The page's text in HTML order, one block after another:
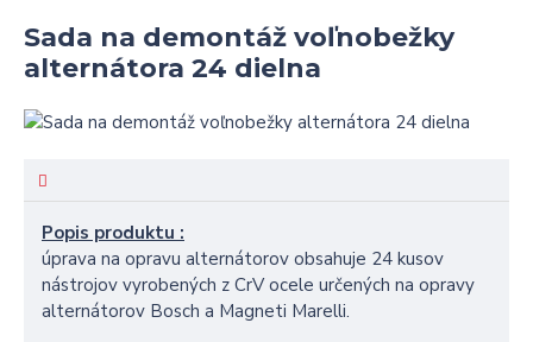
Sada na demontáž voľnobežky
alternátora 24 dielna
Popis produktu :
úprava na opravu alternátorov obsahuje 24 kusov
nástrojov vyrobených z CrV ocele určených na opravy
alternátorov Bosch a Magneti Marelli.